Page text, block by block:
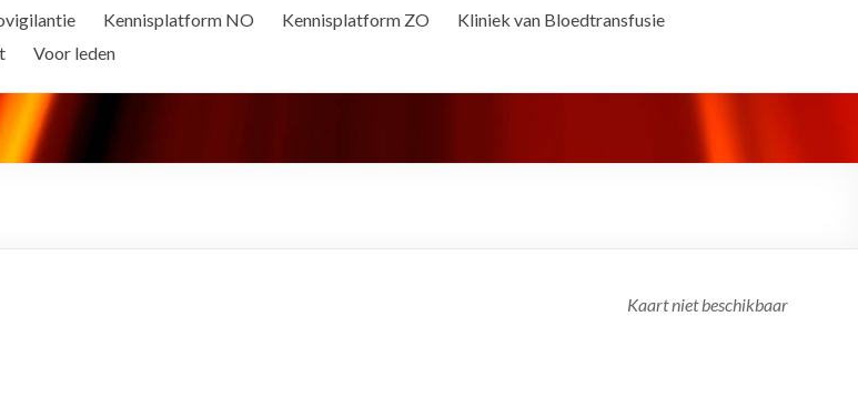
Kennisplatform NO Kennisplatform ZO
Kliniek van Bloedtransfusie
Voor leden
Kaart niet beschikbaar